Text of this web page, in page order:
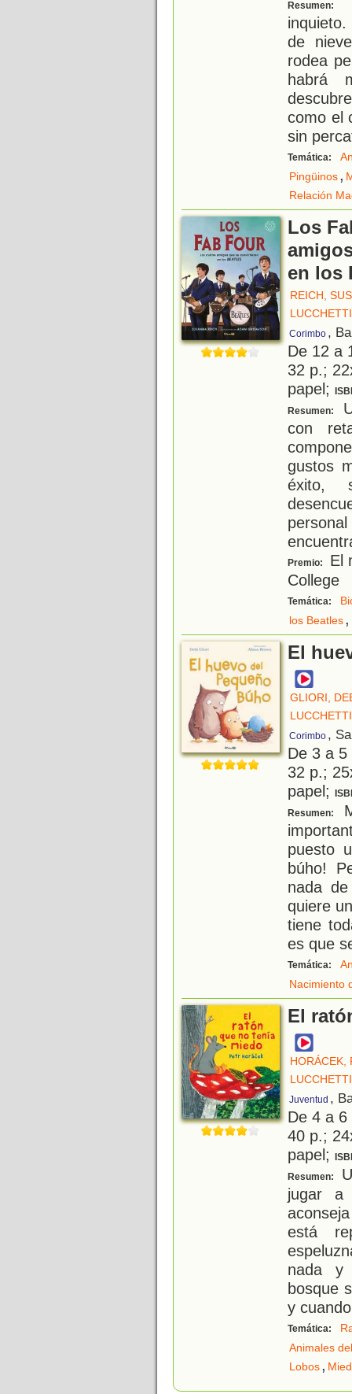
Resumen:
de
rodea
habrá
como el
sin
Temática:
Pingüinos,
Relación
Los
en los
REICH,
Corimbo ,
De 12 a
32 p.;
papel;
Resumen:
con
gustos
éxito,
Premio:
El
College
Temática:
los Beatles,
El
GLIORI,
Corimbo ,
De 3 a
32 p.;
papel;
Resumen:
puesto
búho!
nada
quiere
tiene
es que
Temática:
Nacimiento
El
HORÁCEK,
Juventud ,
De 4 a
40 p.;
papel;
Resumen:
jugar a
está
nada y
bosque
y
Temática:
Animales
Lobos,